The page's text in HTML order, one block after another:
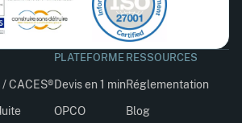
CACES®
PLATEFORME
Devis en 1 min
OPCO
RESSOURCES
Réglementation
Blog